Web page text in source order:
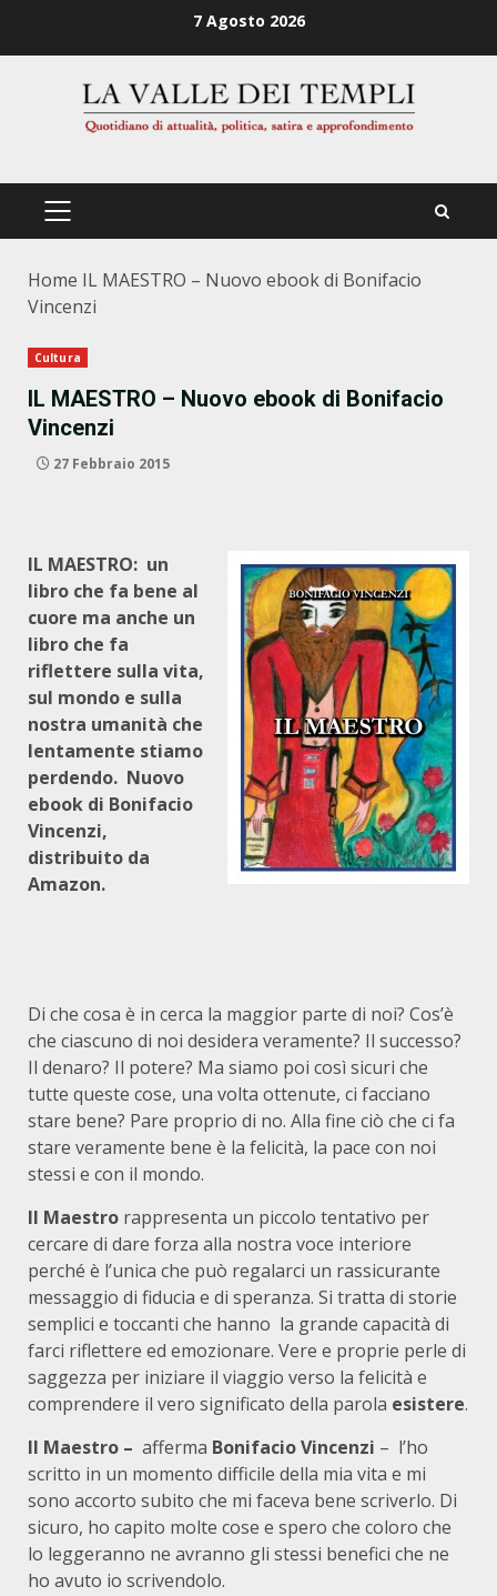
7 Agosto 2026
PRIMÄRES
Home IL MAESTRO – Nuovo ebook di Bonifacio
Vincenzi
Cultura
IL MAESTRO – Nuovo ebook di Bonifacio
Vincenzi
27 Febbraio 2015
IL MAESTRO: un
libro che fa bene al
cuore ma anche un
libro che fa
riflettere sulla vita,
sul mondo e sulla
nostra umanità che
lentamente stiamo
perdendo. Nuovo
ebook di Bonifacio
Vincenzi,
distribuito da
Amazon.
Di che cosa è in cerca la maggior parte di noi? Cos’è
che ciascuno di noi desidera veramente? Il successo?
Il denaro? Il potere? Ma siamo poi così sicuri che
tutte queste cose, una volta ottenute, ci facciano
stare bene? Pare proprio di no. Alla fine ciò che ci fa
stare veramente bene è la felicità, la pace con noi
stessi e con il mondo.
ll Maestro rappresenta un piccolo tentativo per
cercare di dare forza alla nostra voce interiore
perché è l’unica che può regalarci un rassicurante
messaggio di fiducia e di speranza. Si tratta di storie
semplici e toccanti che hanno la grande capacità di
farci riflettere ed emozionare. Vere e proprie perle di
saggezza per iniziare il viaggio verso la felicità e
comprendere il vero significato della parola esistere.
Il Maestro – afferma Bonifacio Vincenzi – l’ho
scritto in un momento difficile della mia vita e mi
sono accorto subito che mi faceva bene scriverlo. Di
sicuro, ho capito molte cose e spero che coloro che
lo leggeranno ne avranno gli stessi benefici che ne
ho avuto io scrivendolo.